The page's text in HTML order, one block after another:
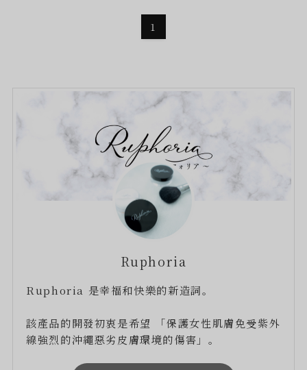
1
Ruphoria
Ruphoria 是幸福和快樂的新造詞。
該產品的開發初衷是希望 「保護女性肌膚免受紫外
線強烈的沖繩惡劣皮膚環境的傷害」。